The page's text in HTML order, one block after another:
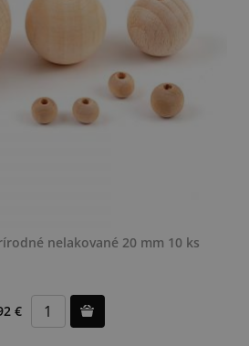
nelakované 20 mm 10 ks
€